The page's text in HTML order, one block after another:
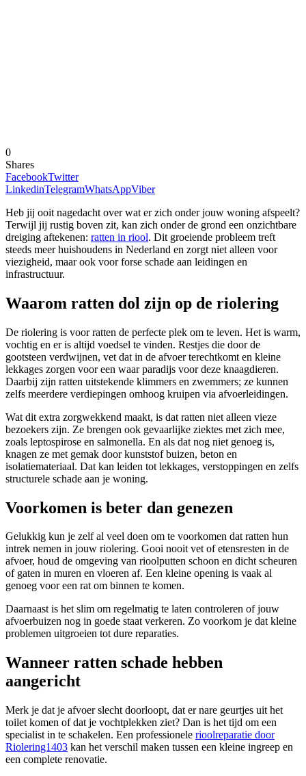
0
Shares
FacebookTwitter
LinkedinTelegramWhatsAppViber
Heb jij ooit nagedacht over wat er zich onder jouw woning afspeelt?
Terwijl jij rustig boven zit, kan zich onder de grond een onzichtbare
dreiging aftekenen: ratten in riool. Dit groeiende probleem treft
steeds meer huishoudens in Nederland en zorgt niet alleen voor
viezigheid, maar ook voor forse schade aan leidingen en
infrastructuur.
Waarom ratten dol zijn op de riolering
De riolering is voor ratten de perfecte plek om te leven. Het is warm,
vochtig en er is altijd voedsel te vinden. Restjes die door de
gootsteen verdwijnen, vet dat in de afvoer terechtkomt en kleine
lekkages zorgen voor een waar paradijs voor deze knaagdieren.
Daarbij zijn ratten uitstekende klimmers en zwemmers; ze kunnen
zelfs meerdere verdiepingen omhoog kruipen via afvoerleidingen.
Wat dit extra zorgwekkend maakt, is dat ratten niet alleen vieze
bezoekers zijn. Ze brengen ook gevaarlijke ziektes met zich mee,
zoals leptospirose en salmonella. En als dat nog niet genoeg is,
knagen ze met gemak door kunststof buizen, beton en
isolatiemateriaal. Dat kan leiden tot lekkages, verstoppingen en zelfs
structurele schade aan je woning.
Voorkomen is beter dan genezen
Gelukkig kun je zelf al veel doen om te voorkomen dat ratten hun
intrek nemen in jouw riolering. Gooi nooit vet of etensresten in de
afvoer, houd de omgeving van rioolputten schoon en dicht scheuren
of gaten in muren en vloeren af. Een kleine opening is vaak al
genoeg voor een rat om binnen te komen.
Daarnaast is het slim om regelmatig te laten controleren of jouw
afvoerbuizen nog in goede staat verkeren. Zo voorkom je dat kleine
problemen uitgroeien tot dure reparaties.
Wanneer ratten schade hebben
aangericht
Merk je dat je afvoer slecht doorloopt, dat er nare geurtjes uit het
toilet komen of dat je vochtplekken ziet? Dan is het tijd om een
specialist in te schakelen. Een professionele rioolreparatie door
Riolering1403 kan het verschil maken tussen een kleine ingreep en
een complete renovatie.